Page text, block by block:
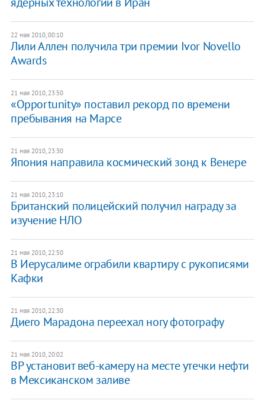
22 мая 2010, 00:10
Лили Аллен получила три премии Ivor Novello
Awards
21 мая 2010, 23:50
«Opportunity» поставил рекорд по времени
пребывания на Марсе
21 мая 2010, 23:30
Япония направила космический зонд к Венере
21 мая 2010, 23:10
Британский полицейский получил награду за
изучение НЛО
21 мая 2010, 22:50
В Иерусалиме ограбили квартиру с рукописями
Кафки
21 мая 2010, 22:30
Диего Марадона переехал ногу фотографу
21 мая 2010, 20:02
BP установит веб-камеру на месте утечки нефти
в Мексиканском заливе